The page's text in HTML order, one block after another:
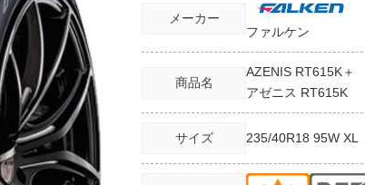
メーカー
ファルケン
商品名
AZENIS RT615K＋
アゼニス RT615K
サイズ 235/40R1895W XL